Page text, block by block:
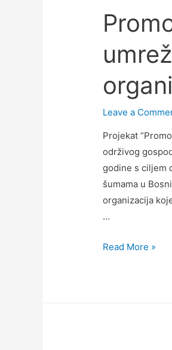
Leave a
Projekat
održivog
godine s ciljem
šumama u
organizacija
…
Read More »